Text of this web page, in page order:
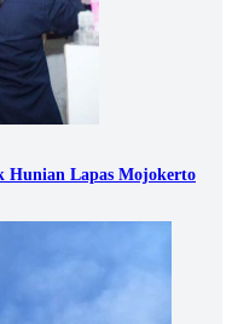
Hunian Lapas Mojokerto